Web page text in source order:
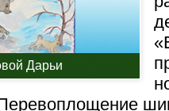
Дарьи